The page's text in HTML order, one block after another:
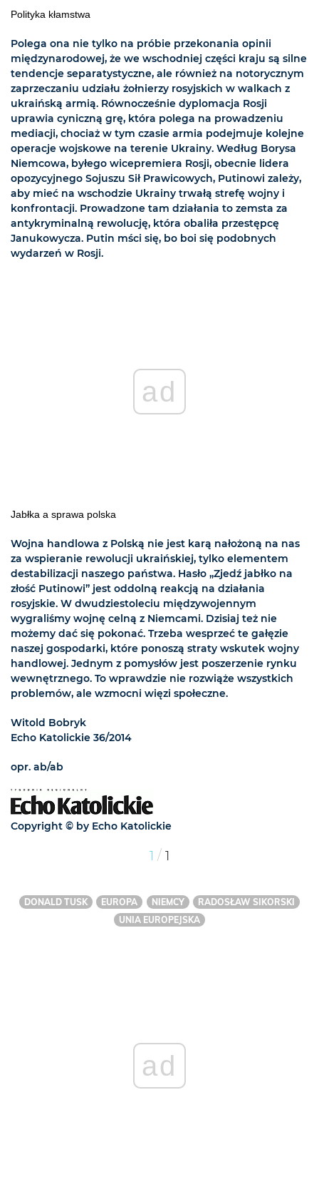
Polityka kłamstwa
Polega ona nie tylko na próbie przekonania opinii
międzynarodowej, że we wschodniej części kraju są silne
tendencje separatystyczne, ale również na notorycznym
zaprzeczaniu udziału żołnierzy rosyjskich w walkach z
ukraińską armią. Równocześnie dyplomacja Rosji
uprawia cyniczną grę, która polega na prowadzeniu
mediacji, chociaż w tym czasie armia podejmuje kolejne
operacje wojskowe na terenie Ukrainy. Według Borysa
Niemcowa, byłego wicepremiera Rosji, obecnie lidera
opozycyjnego Sojuszu Sił Prawicowych, Putinowi zależy,
aby mieć na wschodzie Ukrainy trwałą strefę wojny i
konfrontacji. Prowadzone tam działania to zemsta za
antykryminalną rewolucję, która obaliła przestępcę
Janukowycza. Putin mści się, bo boi się podobnych
wydarzeń w Rosji.
ad
Jabłka a sprawa polska
Wojna handlowa z Polską nie jest karą nałożoną na nas
za wspieranie rewolucji ukraińskiej, tylko elementem
destabilizacji naszego państwa. Hasło „Zjedź jabłko na
złość Putinowi” jest oddolną reakcją na działania
rosyjskie. W dwudziestoleciu międzywojennym
wygraliśmy wojnę celną z Niemcami. Dzisiaj też nie
możemy dać się pokonać. Trzeba wesprzeć te gałęzie
naszej gospodarki, które ponoszą straty wskutek wojny
handlowej. Jednym z pomysłów jest poszerzenie rynku
wewnętrznego. To wprawdzie nie rozwiąże wszystkich
problemów, ale wzmocni więzi społeczne.
Witold Bobryk
Echo Katolickie 36/2014
opr. ab/ab
Copyright © by Echo Katolickie
1 / 1
DONALD TUSK EUROPA NIEMCY
RADOSŁAW SIKORSKI
UNIA EUROPEJSKA
ad